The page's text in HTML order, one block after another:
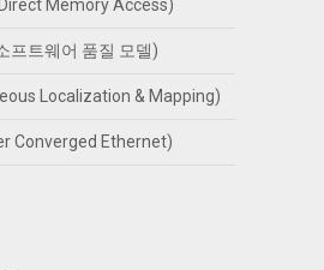
Memory Access)
프트웨어 품질 모델)
Localization & Mapping)
Converged Ethernet)